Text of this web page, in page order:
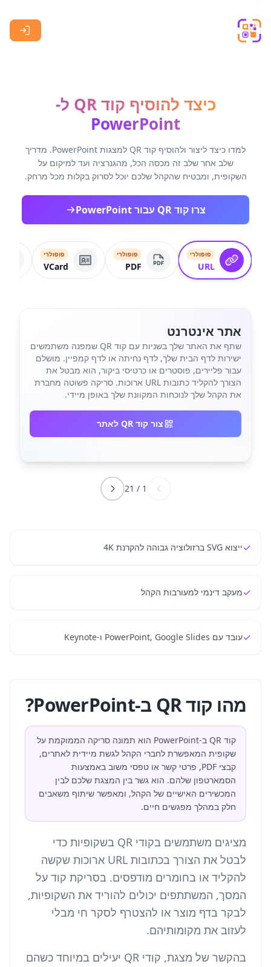
כיצד להוסיף קוד QR ל-
PowerPoint
למדו כיצד ליצור ולהוסיף קוד QR למצגות PowerPoint. מדריך
שלב אחר שלב זה מכסה הכל, מהגנרציה ועד למיקום על
השקופית, ומבטיח שהקהל שלכם יוכל לסרוק בקלות מכל מרחק.
צרו קוד QR עבור PowerPoint
פופולרי
URL
פופולרי
PDF
פופולרי
VCard
אתר אינטרנט
שתף את האתר שלך בשניות עם קוד QR שמפנה משתמשים
ישירות לדף הבית שלך, לדף נחיתה או לדף קמפיין. מושלם
עבור פליירים, פוסטרים או כרטיסי ביקור, הוא מבטל את
הצורך להקליד כתובות URL ארוכות. סריקה פשוטה מחברת
את הקהל שלך לנוכחות המקוונת שלך באופן מיידי.
צור קוד QR לאתר
1
/
21
✓ייצוא SVG ברזולוציה גבוהה להקרנת 4K
✓מעקב דינמי למעורבות הקהל
✓עובד עם PowerPoint, Google Slides ו-Keynote
מהו קוד QR ב-PowerPoint?
קוד QR ב-PowerPoint הוא תמונה סריקה הממוקמת על
שקופית המאפשרת לחברי הקהל לגשת מיידית לאתרים,
קבצי PDF, פרטי קשר או טפסי משוב באמצעות
הסמארטפון שלהם. הוא גשר בין המצגת שלכם לבין
המכשירים האישיים של הקהל, ומאפשר שיתוף משאבים
חלק במהלך מפגשים חיים.
מציגים משתמשים בקודי QR בשקופיות כדי
לבטל את הצורך בכתובות URL ארוכות שקשה
להקליד או בחומרים מודפסים. בסריקת קוד על
המסך, המשתתפים יכולים להוריד את השקופיות,
לבקר בדף מוצר או להצטרף לסקר חי מבלי
לעזוב את מקומותיהם.
בהקשר של מצגת, קודי QR יעילים במיוחד כשהם